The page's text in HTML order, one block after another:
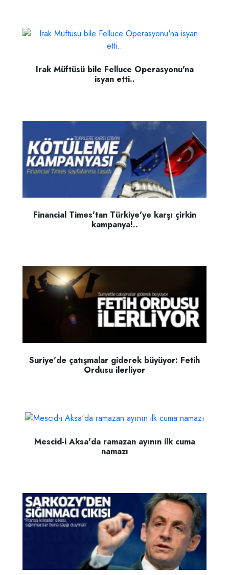
Irak Müftüsü bile Felluce Operasyonu'na
isyan etti..
Financial Times'tan Türkiye'ye karşı çirkin
kampanya!..
Suriye'de çatışmalar giderek büyüyor: Fetih
Ordusu ilerliyor
Mescid-i Aksa'da ramazan ayının ilk cuma
namazı